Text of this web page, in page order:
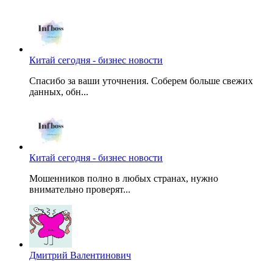
Китай сегодня - бизнес новости
Спасибо за ваши уточнения. Соберем больше свежих
данных, обн...
Китай сегодня - бизнес новости
Мошенников полно в любых странах, нужно
внимательно проверят...
Дмитрий Валентинович